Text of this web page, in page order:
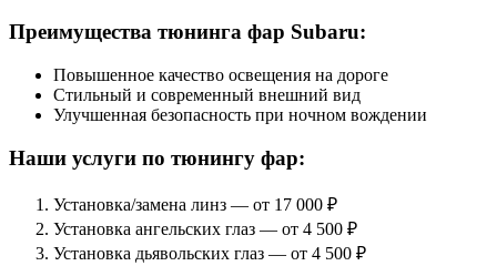
Преимущества тюнинга фар Subaru:
Повышенное качество освещения на дороге
Стильный и современный внешний вид
Улучшенная безопасность при ночном вождении
Наши услуги по тюнингу фар:
Установка/замена линз — от 17 000 ₽
Установка ангельских глаз — от 4 500 ₽
Установка дьявольских глаз — от 4 500 ₽